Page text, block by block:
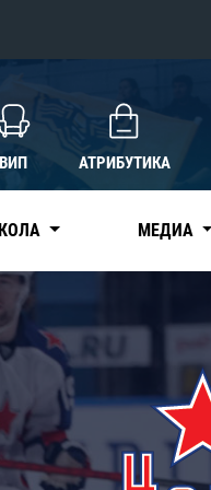
ВИП АТРИБУТИКА
МЕДИА